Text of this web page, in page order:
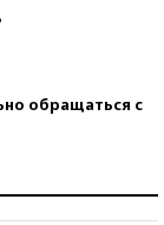
обращаться с